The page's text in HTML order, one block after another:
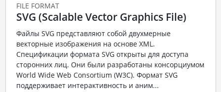
FILE FORMAT
SVG (Scalable Vector Graphics File)
Файлы SVG представляют собой двухмерные
векторные изображения на основе XML.
Спецификации формата SVG открыты для доступа
сторонних лиц. Они были разработаны консорциумом
World Wide Web Consortium (W3C). Формат SVG
поддерживает интерактивность и аним...